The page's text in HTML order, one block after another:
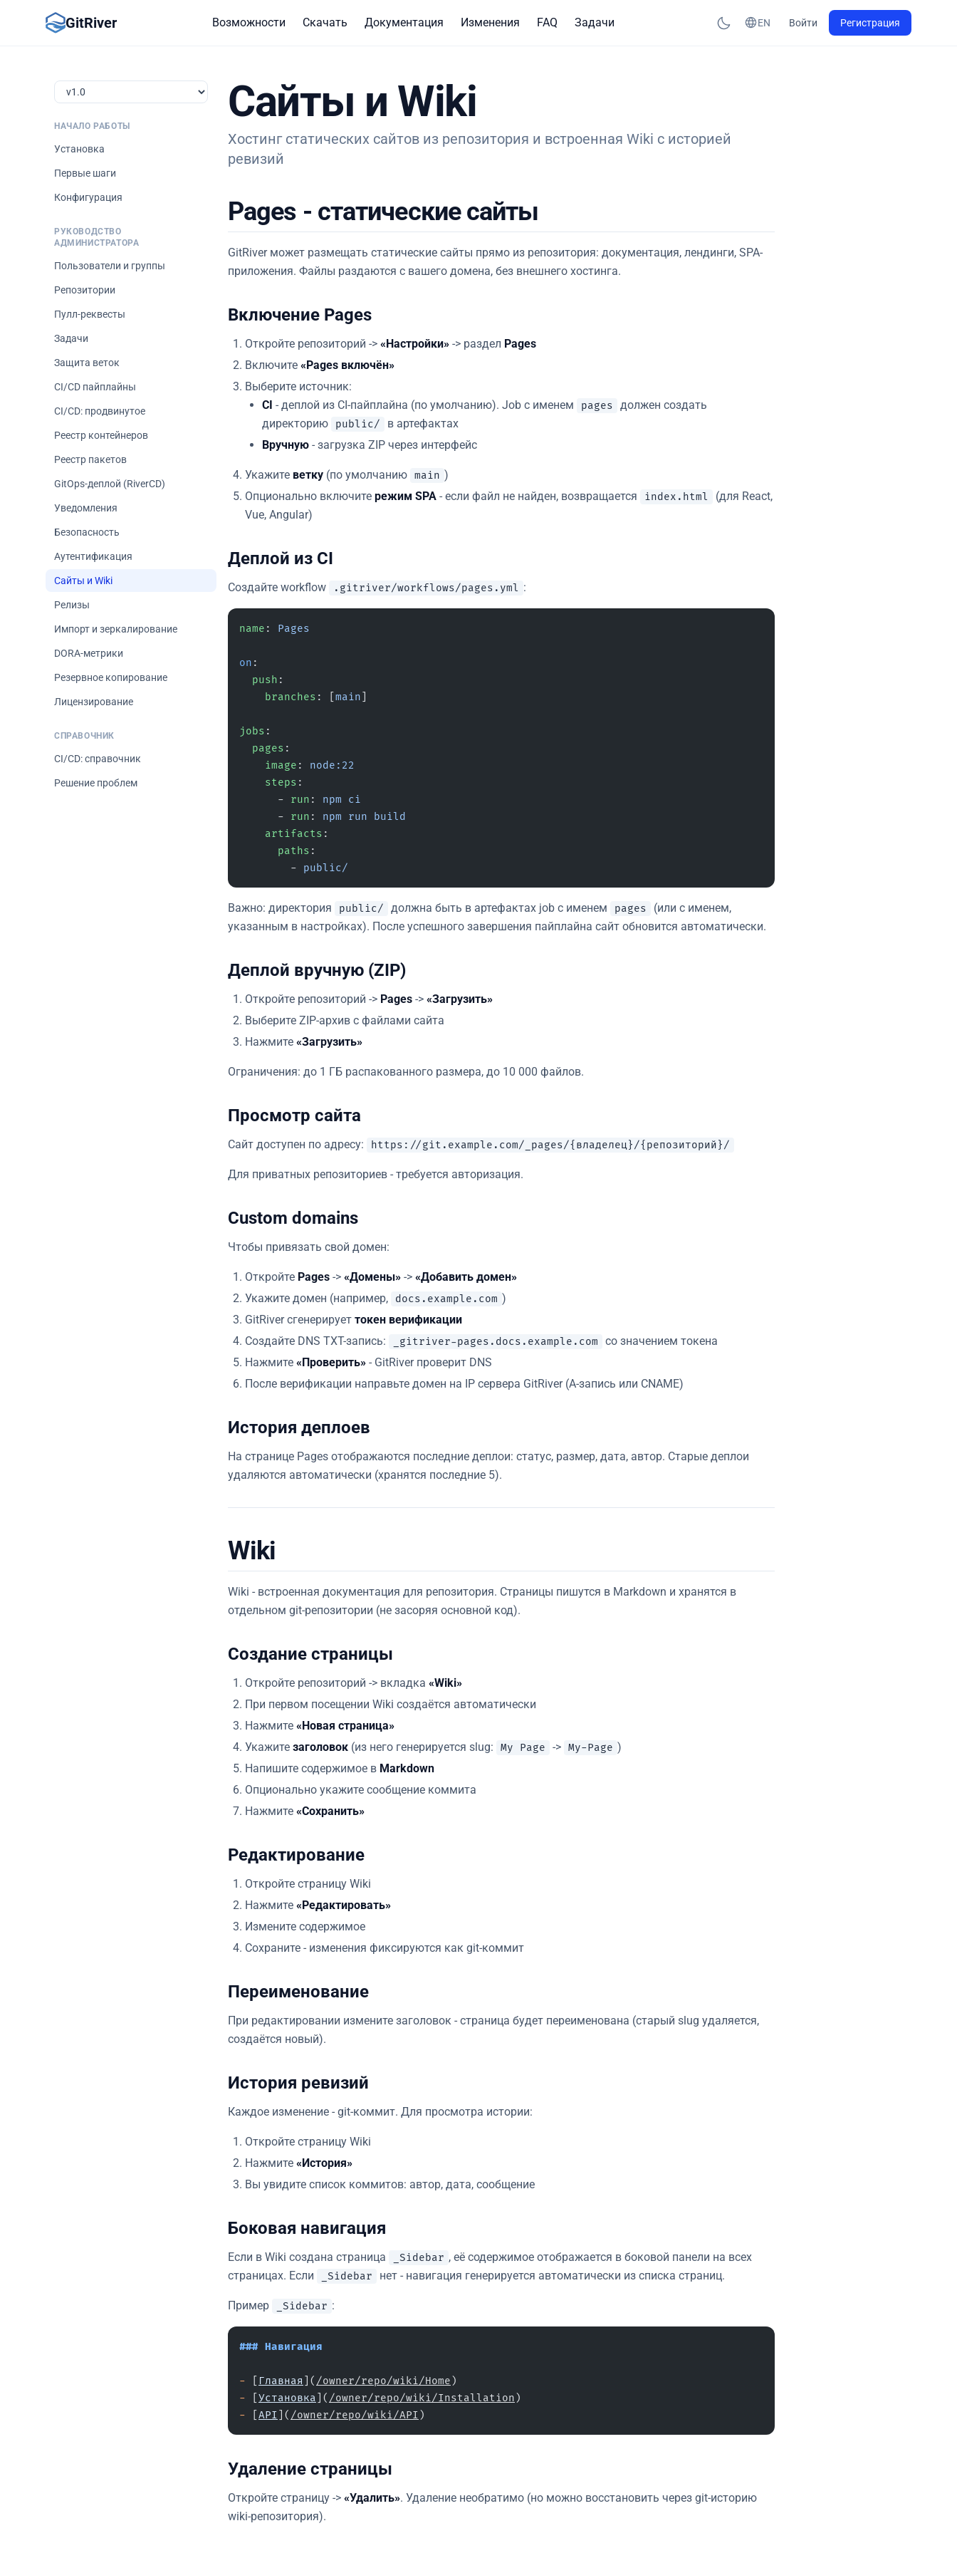
GitRiver Возможности Скачать Документация Изменения FAQ Задачи EN Войти Регистрация
НАЧАЛО РАБОТЫ
Установка
Первые шаги
Конфигурация
РУКОВОДСТВО
АДМИНИСТРАТОРА
Пользователи и группы
Репозитории
Пулл-реквесты
Задачи
Защита веток
CI/CD пайплайны
CI/CD: продвинутое
Реестр контейнеров
Реестр пакетов
GitOps-деплой (RiverCD)
Уведомления
Безопасность
Аутентификация
Сайты и Wiki
Релизы
Импорт и зеркалирование
DORA-метрики
Резервное копирование
Лицензирование
СПРАВОЧНИК
CI/CD: справочник
Решение проблем
Сайты и Wiki
Хостинг статических сайтов из репозитория и встроенная Wiki с историей
ревизий
Pages - статические сайты
GitRiver может размещать статические сайты прямо из репозитория: документация, лендинги, SPA-
приложения. Файлы раздаются с вашего домена, без внешнего хостинга.
Включение Pages
Откройте репозиторий -> «Настройки» -> раздел Pages
Включите «Pages включён»
Выберите источник:
CI - деплой из CI-пайплайна (по умолчанию). Job с именем pages
должен создать
директорию
public/
в артефактах
Вручную - загрузка ZIP через интерфейс
Укажите ветку (по умолчанию main )
Опционально включите режим SPA - если файл не найден, возвращается index.html
(для React,
Vue, Angular)
Деплой из CI
Создайте workflow .gitriver/workflows/pages.yml :
name : Pages
on :
  push
:
    branches
: [ main
jobs :
  pages
:
    image
: node:22
    steps
:
      -
run : npm ci
      -
run : npm run build
    artifacts
:
      paths
:
        -
public/
Важно: директория public/ должна быть в артефактах job с именем pages
(или с именем,
указанным в настройках). После успешного завершения пайплайна сайт обновится автоматически.
Деплой вручную (ZIP)
Откройте репозиторий -> Pages -> «Загрузить»
Выберите ZIP-архив с файлами сайта
Нажмите «Загрузить»
Ограничения: до 1 ГБ распакованного размера, до 10 000 файлов.
Просмотр сайта
Сайт доступен по адресу: https://git.example.com/_pages/{владелец}/{репозиторий}/
Для приватных репозиториев - требуется авторизация.
Custom domains
Чтобы привязать свой домен:
Откройте Pages -> «Домены» -> «Добавить домен»
Укажите домен (например,
docs.example.com )
GitRiver сгенерирует токен верификации
Создайте DNS TXT-запись:
_gitriver-pages.docs.example.com
со значением токена
Нажмите «Проверить» - GitRiver проверит DNS
После верификации направьте домен на IP сервера GitRiver (A-запись или CNAME)
История деплоев
На странице Pages отображаются последние деплои: статус, размер, дата, автор. Старые деплои
удаляются автоматически (хранятся последние 5).
Wiki
Wiki - встроенная документация для репозитория. Страницы пишутся в Markdown и хранятся в
отдельном git-репозитории (не засоряя основной код).
Создание страницы
Откройте репозиторий -> вкладка «Wiki»
При первом посещении Wiki создаётся автоматически
Нажмите «Новая страница»
Укажите заголовок (из него генерируется slug: My Page -> My-Page )
Напишите содержимое в Markdown
Опционально укажите сообщение коммита
Нажмите «Сохранить»
Редактирование
Откройте страницу Wiki
Нажмите «Редактировать»
Измените содержимое
Сохраните - изменения фиксируются как git-коммит
Переименование
При редактировании измените заголовок - страница будет переименована (старый slug удаляется,
создаётся новый).
История ревизий
Каждое изменение - git-коммит. Для просмотра истории:
Откройте страницу Wiki
Нажмите «История»
Вы увидите список коммитов: автор, дата, сообщение
Боковая навигация
Если в Wiki создана страница _Sidebar , её содержимое отображается в боковой панели на всех
страницах. Если
_Sidebar нет - навигация генерируется автоматически из списка страниц.
Пример _Sidebar :
### Навигация
- Главная ]( /owner/repo/wiki/Home )
-
Установка ]( /owner/repo/wiki/Installation )
-
API ]( /owner/repo/wiki/API )
Удаление страницы
Откройте страницу -> «Удалить». Удаление необратимо (но можно восстановить через git-историю
wiki-репозитория).